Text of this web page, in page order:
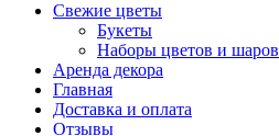
Свежие цветы
Букеты
Наборы цветов и шаров
Аренда декора
Главная
Доставка и оплата
Отзывы